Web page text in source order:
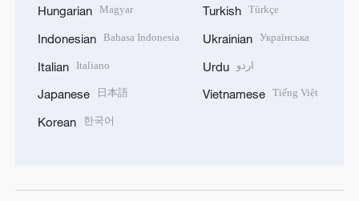
Hungarian Magyar
Indonesian Bahasa Indonesia
Italian Italiano
Japanese 日本語
Korean 한국어
Turkish Türkçe
Ukrainian Українська
Urdu اردو
Vietnamese Tiếng Việt